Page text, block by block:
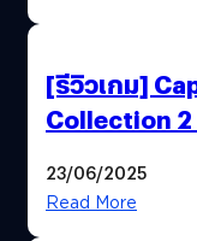
[รีวิวเกม]
Collection 2
23/06/2025
Read More